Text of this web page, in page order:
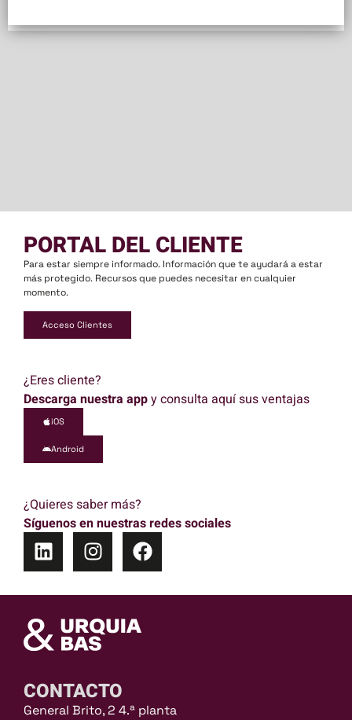
PORTAL DEL CLIENTE
Para estar siempre informado. Información que te ayudará a estar
más protegido. Recursos que puedes necesitar en cualquier
momento.
Acceso Clientes
¿Eres cliente?
Descarga nuestra appy consulta aquí sus ventajas
iOS
Android
¿Quieres saber más?
Síguenos en nuestras redes sociales
CONTACTO
General Brito, 2 4.ª planta